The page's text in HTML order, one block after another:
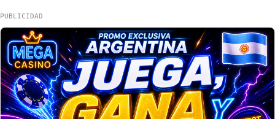
PUBLICIDAD